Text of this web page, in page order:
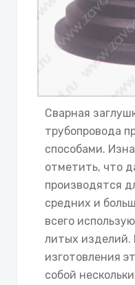
Сварная
трубопровода
способами.
отметить, что
производятся
средних и
всего
литых изделий.
изготовления
собой